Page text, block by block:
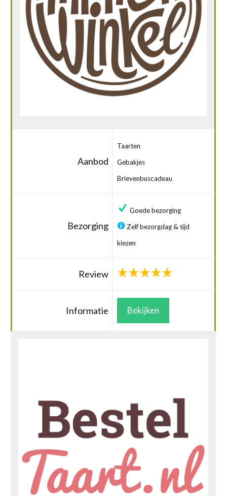
Aanbod
Taarten
Gebakjes
Brievenbuscadeau
Bezorging
Goede bezorging
Zelf bezorgdag & tijd
kiezen
Review
Informatie Bekijken